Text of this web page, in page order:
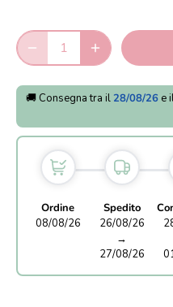
🚚 Consegna tra il 28/08/26 e
Ordine
08/08/26
Spedito
26/08/26
→
27/08/26